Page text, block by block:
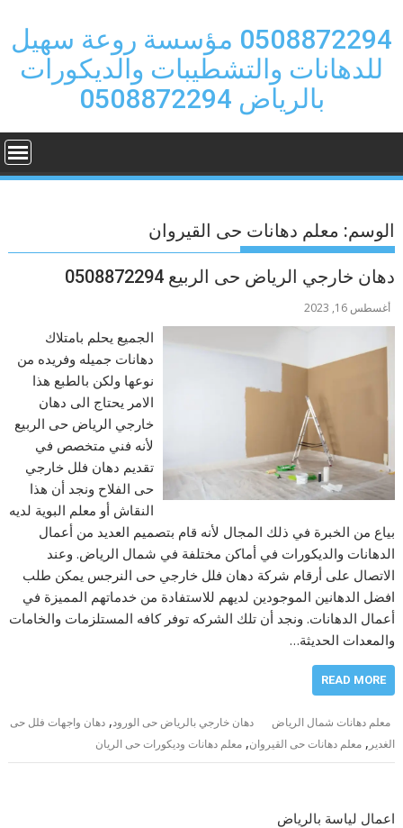
content
0508872294 مؤسسة روعة سهيل
للدهانات والتشطيبات والديكورات
بالرياض 0508872294
الوسم: معلم دهانات حى القيروان
دهان خارجي الرياض حى الربيع 0508872294
أغسطس 16, 2023
الجميع يحلم بامتلاك
دهانات جميله وفريده من
نوعها ولكن بالطبع هذا
الامر يحتاج الى دهان
خارجي الرياض حى الربيع
لأنه فني متخصص في
تقديم دهان فلل خارجي
حى الفلاح ونجد أن هذا
النقاش أو معلم البوية لديه
بياع من الخبرة في ذلك المجال لأنه قام بتصميم العديد من أعمال
الدهانات والديكورات في أماكن مختلفة في شمال الرياض. وعند
الاتصال على أرقام شركة دهان فلل خارجي حى النرجس يمكن طلب
افضل الدهانين الموجودين لديهم للاستفادة من خدماتهم المميزة في
أعمال الدهانات. ونجد أن تلك الشركه توفر كافه المستلزمات والخامات
والمعدات الحديثة…
READ MORE
معلم دهانات شمال الرياض دهان خارجي بالرياض حى الورود,دهان واجهات فلل حى
الغدير ,معلم دهانات حى القيروان,معلم دهانات وديكورات حى الريان
اعمال لياسة بالرياض